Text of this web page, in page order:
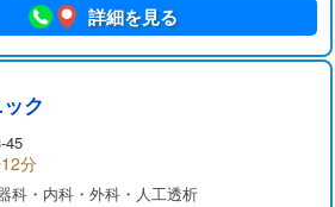
詳細を見る
ク
45
分
科・内科・外科・人工透析